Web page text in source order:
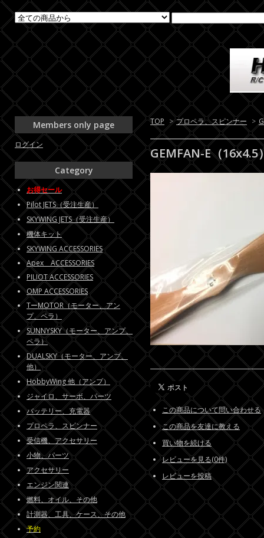
TOP > プロペラ、スピンナー >
GEMFAN-E（16x4.5
この商品について問い合わせる
この商品を友達に教える
買い物を続ける
レビューを見る(0件)
レビューを投稿
Members only page
ログイン
Category
お得セール
Pilot JETS（受注生産）
SKYWING JETS（受注生産）
機体キット
SKYWING ACCESSORIES
Apex ACCESSORIES
PILIOT ACCESSORIES
OMP ACCESSORIES
TーMOTOR（モーター、アン
プ、ペラ）
SUNNYSKY（モーター、アンプ、
ペラ）
DUALSKY（モーター、アンプ、
他）
HobbyWing 他（アンプ）
ジャイロ、サーボ、パーツ
バッテリー、充電器
プロペラ、スピンナー
受信機、アクセサリー
小物、パーツ
アクセサリー
エンジン関連
燃料、オイル、その他
計測器、工具、ケース、その他
予約